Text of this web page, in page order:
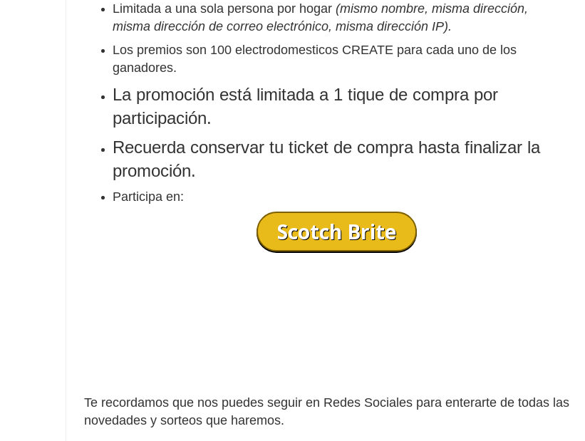
Limitada a una sola persona por hogar (mismo nombre, misma dirección,
misma dirección de correo electrónico, misma dirección IP).
Los premios son 100 electrodomesticos CREATE para cada uno de los
ganadores.
La promoción está limitada a 1 tique de compra por
participación.
Recuerda conservar tu ticket de compra hasta finalizar la
promoción.
Participa en:
Scotch Brite
Te recordamos que nos puedes seguir en Redes Sociales para enterarte de todas las
novedades y sorteos que haremos.